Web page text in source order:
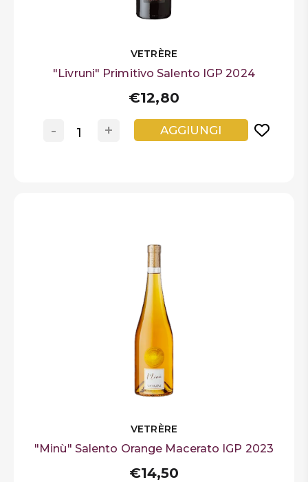
VETRÈRE
"Livruni" Primitivo Salento IGP 2024
€12,80
+
- AGGIUNGI
VETRÈRE
"Minù" Salento Orange Macerato IGP 2023
€14,50